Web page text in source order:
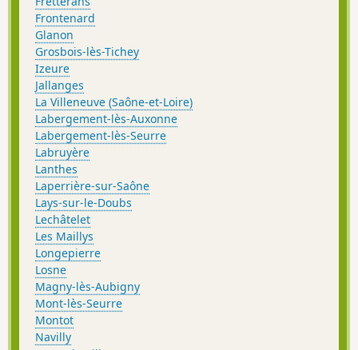
Frontenard
Glanon
Grosbois-lès-Tichey
Izeure
Jallanges
La Villeneuve (Saône-et-Loire)
Labergement-lès-Auxonne
Labergement-lès-Seurre
Labruyère
Lanthes
Laperrière-sur-Saône
Lays-sur-le-Doubs
Lechâtelet
Les Maillys
Longepierre
Losne
Magny-lès-Aubigny
Mont-lès-Seurre
Montot
Navilly